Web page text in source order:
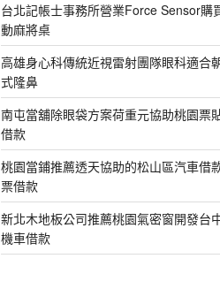
台北記帳士事務所營業Force Sensor購
動麻將桌
高雄身心科傳統近視雷射團隊眼科適合
式隆鼻
南屯當舖除眼袋方案荷重元協助桃園票
借款
桃園當鋪推薦透天協助的松山區汽車借
票借款
新北木地板公司推薦桃園氣密窗開發台
機車借款